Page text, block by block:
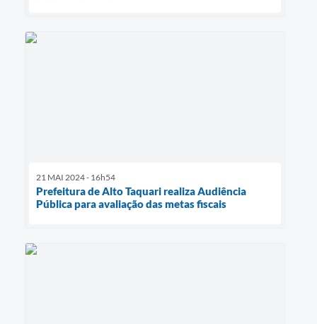
21 MAI 2024 - 16h54
Prefeitura de Alto Taquari realiza Audiência
Pública para avaliação das metas fiscais